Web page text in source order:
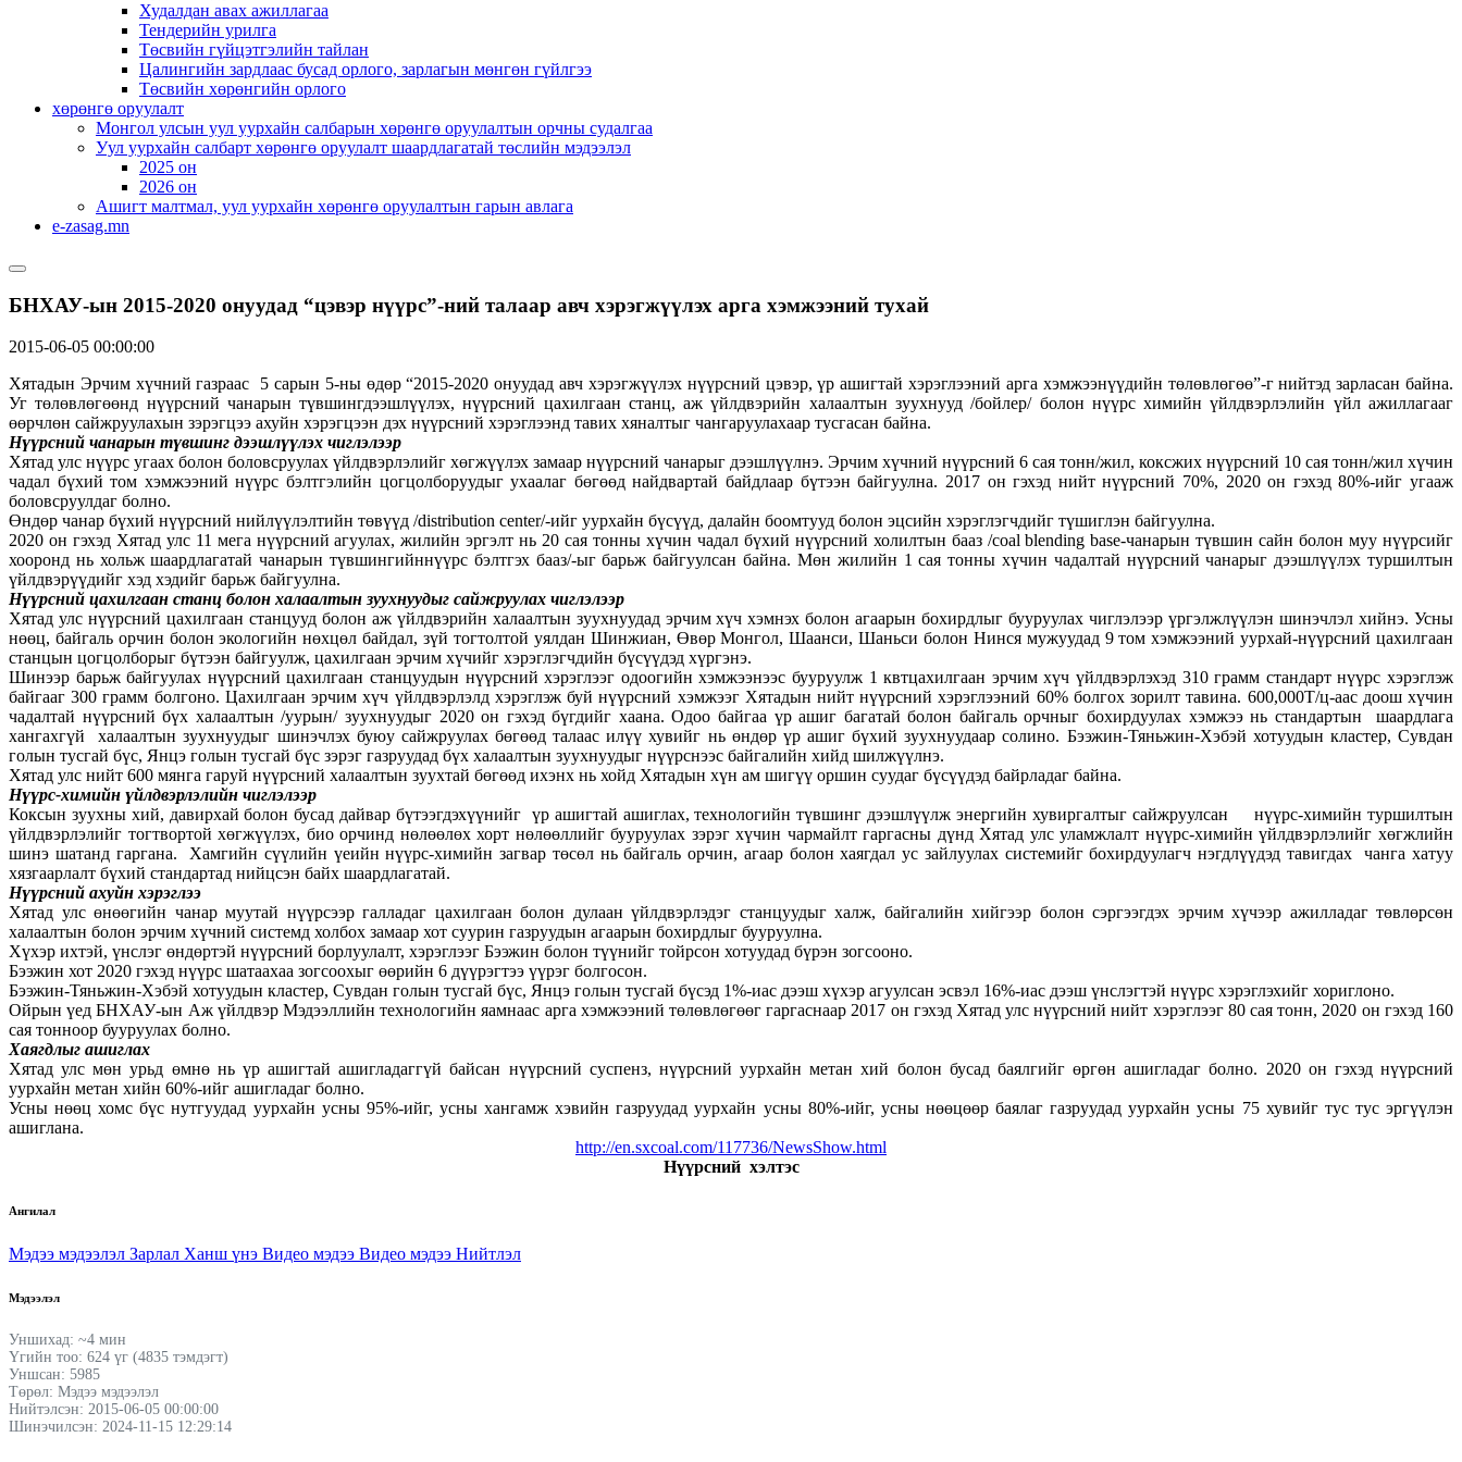
Худалдан авах ажиллагаа
Тендерийн урилга
Төсвийн гүйцэтгэлийн тайлан
Цалингийн зардлаас бусад орлого, зарлагын мөнгөн гүйлгээ
Төсвийн хөрөнгийн орлого
хөрөнгө оруулалт
Монгол улсын уул уурхайн салбарын хөрөнгө оруулалтын орчны судалгаа
Уул уурхайн салбарт хөрөнгө оруулалт шаардлагатай төслийн мэдээлэл
2025 он
2026 он
Ашигт малтмал, уул уурхайн хөрөнгө оруулалтын гарын авлага
e-zasag.mn
БНХАУ-ын 2015-2020 онуудад “цэвэр нүүрс”-ний талаар авч хэрэгжүүлэх арга хэмжээний тухай
2015-06-05 00:00:00
Хятадын Эрчим хүчний газраас 5 сарын 5-ны өдөр “2015-2020 онуудад авч хэрэгжүүлэх нүүрсний цэвэр, үр ашигтай хэрэглээний арга хэмжээнүүдийн төлөвлөгөө”-г нийтэд зарласан байна.
Уг төлөвлөгөөнд нүүрсний чанарын түвшингдээшлүүлэх, нүүрсний цахилгаан станц, аж үйлдвэрийн халаалтын зуухнууд /бойлер/ болон нүүрс химийн үйлдвэрлэлийн үйл ажиллагааг
өөрчлөн сайжруулахын зэрэгцээ ахуйн хэрэгцээн дэх нүүрсний хэрэглээнд тавих хяналтыг чангаруулахаар тусгасан байна.
Нүүрсний чанарын түвшинг дээшлүүлэх чиглэлээр
Хятад улс нүүрс угаах болон боловсруулах үйлдвэрлэлийг хөгжүүлэх замаар нүүрсний чанарыг дээшлүүлнэ. Эрчим хүчний нүүрсний 6 сая тонн/жил, коксжих нүүрсний 10 сая тонн/жил хүчин
чадал бүхий том хэмжээний нүүрс бэлтгэлийн цогцолборуудыг ухаалаг бөгөөд найдвартай байдлаар бүтээн байгуулна. 2017 он гэхэд нийт нүүрсний 70%, 2020 он гэхэд 80%-ийг угааж
боловсруулдаг болно.
Өндөр чанар бүхий нүүрсний нийлүүлэлтийн төвүүд /distribution center/-ийг уурхайн бүсүүд, далайн боомтууд болон эцсийн хэрэглэгчдийг түшиглэн байгуулна.
2020 он гэхэд Хятад улс 11 мега нүүрсний агуулах, жилийн эргэлт нь 20 сая тонны хүчин чадал бүхий нүүрсний холилтын бааз /coal blending base-чанарын түвшин сайн болон муу нүүрсийг
хооронд нь хольж шаардлагатай чанарын түвшингийннүүрс бэлтгэх бааз/-ыг барьж байгуулсан байна. Мөн жилийн 1 сая тонны хүчин чадалтай нүүрсний чанарыг дээшлүүлэх туршилтын
үйлдвэрүүдийг хэд хэдийг барьж байгуулна.
Нүүрсний цахилгаан станц болон халаалтын зуухнуудыг сайжруулах чиглэлээр
Хятад улс нүүрсний цахилгаан станцууд болон аж үйлдвэрийн халаалтын зуухнуудад эрчим хүч хэмнэх болон агаарын бохирдлыг бууруулах чиглэлээр үргэлжлүүлэн шинэчлэл хийнэ. Усны
нөөц, байгаль орчин болон экологийн нөхцөл байдал, зүй тогтолтой уялдан Шинжиан, Өвөр Монгол, Шаанси, Шаньси болон Нинся мужуудад 9 том хэмжээний уурхай-нүүрсний цахилгаан
станцын цогцолборыг бүтээн байгуулж, цахилгаан эрчим хүчийг хэрэглэгчдийн бүсүүдэд хүргэнэ.
Шинээр барьж байгуулах нүүрсний цахилгаан станцуудын нүүрсний хэрэглээг одоогийн хэмжээнээс бууруулж 1 квтцахилгаан эрчим хүч үйлдвэрлэхэд 310 грамм стандарт нүүрс хэрэглэж
байгааг 300 грамм болгоно. Цахилгаан эрчим хүч үйлдвэрлэлд хэрэглэж буй нүүрсний хэмжээг Хятадын нийт нүүрсний хэрэглээний 60% болгох зорилт тавина. 600,000Т/ц-аас доош хүчин
чадалтай нүүрсний бүх халаалтын /уурын/ зуухнуудыг 2020 он гэхэд бүгдийг хаана. Одоо байгаа үр ашиг багатай болон байгаль орчныг бохирдуулах хэмжээ нь стандартын шаардлага
хангахгүй халаалтын зуухнуудыг шинэчлэх буюу сайжруулах бөгөөд талаас илүү хувийг нь өндөр үр ашиг бүхий зуухнуудаар солино. Бээжин-Тяньжин-Хэбэй хотуудын кластер, Сувдан
голын тусгай бүс, Янцэ голын тусгай бүс зэрэг газруудад бүх халаалтын зуухнуудыг нүүрснээс байгалийн хийд шилжүүлнэ.
Хятад улс нийт 600 мянга гаруй нүүрсний халаалтын зуухтай бөгөөд ихэнх нь хойд Хятадын хүн ам шигүү оршин суудаг бүсүүдэд байрладаг байна.
Нүүрс-химийн үйлдвэрлэлийн чиглэлээр
Коксын зуухны хий, давирхай болон бусад дайвар бүтээгдэхүүнийг үр ашигтай ашиглах, технологийн түвшинг дээшлүүлж энергийн хувиргалтыг сайжруулсан нүүрс-химийн туршилтын
үйлдвэрлэлийг тогтвортой хөгжүүлэх, био орчинд нөлөөлөх хорт нөлөөллийг бууруулах зэрэг хүчин чармайлт гаргасны дүнд Хятад улс уламжлалт нүүрс-химийн үйлдвэрлэлийг хөгжлийн
шинэ шатанд гаргана. Хамгийн сүүлийн үеийн нүүрс-химийн загвар төсөл нь байгаль орчин, агаар болон хаягдал ус зайлуулах системийг бохирдуулагч нэгдлүүдэд тавигдах чанга хатуу
хязгаарлалт бүхий стандартад нийцсэн байх шаардлагатай.
Нүүрсний ахуйн хэрэглээ
Хятад улс өнөөгийн чанар муутай нүүрсээр галладаг цахилгаан болон дулаан үйлдвэрлэдэг станцуудыг халж, байгалийн хийгээр болон сэргээгдэх эрчим хүчээр ажилладаг төвлөрсөн
халаалтын болон эрчим хүчний системд холбох замаар хот суурин газруудын агаарын бохирдлыг бууруулна.
Хүхэр ихтэй, үнслэг өндөртэй нүүрсний борлуулалт, хэрэглээг Бээжин болон түүнийг тойрсон хотуудад бүрэн зогсооно.
Бээжин хот 2020 гэхэд нүүрс шатаахаа зогсоохыг өөрийн 6 дүүрэгтээ үүрэг болгосон.
Бээжин-Тяньжин-Хэбэй хотуудын кластер, Сувдан голын тусгай бүс, Янцэ голын тусгай бүсэд 1%-иас дээш хүхэр агуулсан эсвэл 16%-иас дээш үнслэгтэй нүүрс хэрэглэхийг хориглоно.
Ойрын үед БНХАУ-ын Аж үйлдвэр Мэдээллийн технологийн яамнаас арга хэмжээний төлөвлөгөөг гаргаснаар 2017 он гэхэд Хятад улс нүүрсний нийт хэрэглээг 80 сая тонн, 2020 он гэхэд 160
сая тонноор бууруулах болно.
Хаягдлыг ашиглах
Хятад улс мөн урьд өмнө нь үр ашигтай ашигладаггүй байсан нүүрсний суспенз, нүүрсний уурхайн метан хий болон бусад баялгийг өргөн ашигладаг болно. 2020 он гэхэд нүүрсний
уурхайн метан хийн 60%-ийг ашигладаг болно.
Усны нөөц хомс бүс нутгуудад уурхайн усны 95%-ийг, усны хангамж хэвийн газруудад уурхайн усны 80%-ийг, усны нөөцөөр баялаг газруудад уурхайн усны 75 хувийг тус тус эргүүлэн
ашиглана.
http://en.sxcoal.com/117736/NewsShow.html
Нүүрсний хэлтэс
Ангилал
Мэдээ мэдээлэл Зарлал Ханш үнэ Видео мэдээ Видео мэдээ Нийтлэл
Мэдээлэл
Уншихад: ~4 мин
Үгийн тоо: 624 үг (4835 тэмдэгт)
Уншсан: 5985
Төрөл: Мэдээ мэдээлэл
Нийтэлсэн: 2015-06-05 00:00:00
Шинэчилсэн: 2024-11-15 12:29:14